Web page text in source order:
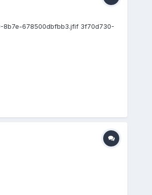
8b7e-678500dbfbb3.jfif 3f70d730-